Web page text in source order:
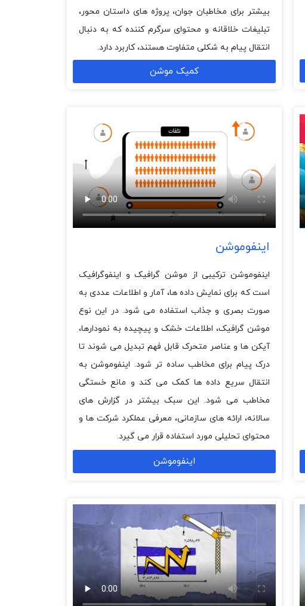
بیشتر برای مخاطبان جوان، پروژه های داستان محور،
تبلیغات خلاقانه و محتوای سرگرم کننده که به دنبال
انتقال پیام به شکلی متفاوت هستند، کاربرد دارد.
کمیک موشن
اینفوموشن
اینفوموشن ترکیبی از موشن گرافیک و اینفوگرافیک
است که برای نمایش داده ها، آمار و اطلاعات عددی به
صورت بصری و جذاب استفاده می شود. در این نوع
موشن گرافیک، اطلاعات خشک و پیچیده به نمودارها،
آیکن ها و عناصر متحرک قابل فهم تبدیل می شوند تا
درک پیام برای مخاطب ساده تر شود. اینفوموشن به
انتقال سریع داده ها کمک می کند و مانع خستگی
مخاطب می شود. این سبک بیشتر در گزارش های
سالانه، ارائه های سازمانی، معرفی عملکرد شرکت ها و
محتوای تحلیلی مورد استفاده قرار می گیرد.
اینفوموشن